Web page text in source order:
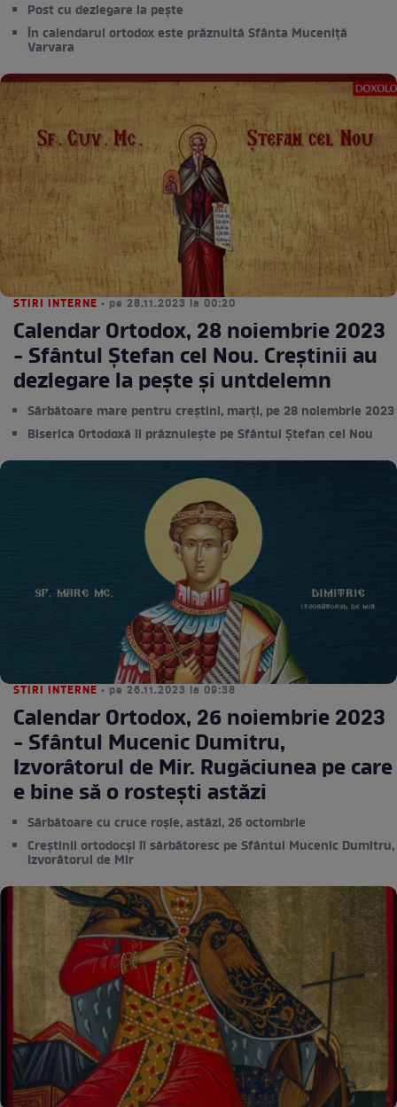
Post cu dezlegare la pește
În calendarul ortodox este prăznuită Sfânta Muceniță
Varvara
STIRI INTERNE • pe 28.11.2023 la 00:20
Calendar Ortodox, 28 noiembrie 2023
- Sfântul Ștefan cel Nou. Creștinii au
dezlegare la pește și untdelemn
Sărbătoare mare pentru creștini, marți, pe 28 noiembrie 2023
Biserica Ortodoxă îi prăznuiește pe Sfântul Ștefan cel Nou
STIRI INTERNE • pe 26.11.2023 la 09:38
Calendar Ortodox, 26 noiembrie 2023
- Sfântul Mucenic Dumitru,
Izvorâtorul de Mir. Rugăciunea pe care
e bine să o rostești astăzi
Sărbătoare cu cruce roşie, astăzi, 26 octombrie
Creştinii ortodocşi îl sărbătoresc pe Sfântul Mucenic Dumitru,
Izvorâtorul de Mir